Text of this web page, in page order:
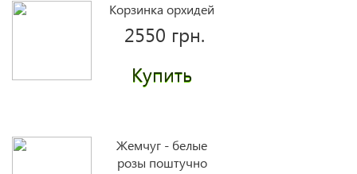
Корзинка орхидей
2550 грн.
Купить
Жемчуг - белые
розы поштучно